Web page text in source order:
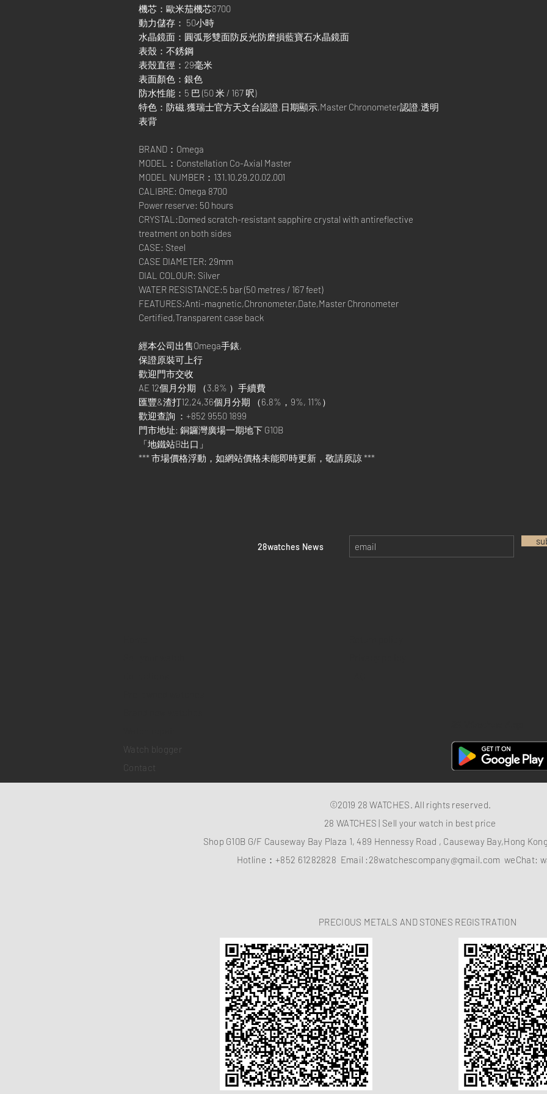
機芯：歐米茄機芯8700
動力儲存： 50小時
水晶鏡面：圓弧形雙面防反光防磨損藍寶石水晶鏡面
表殼：不銹鋼
表殼直徑：29毫米
表面顏色：銀色
防水性能：5 巴 (50 米 / 167 呎)
特色：防磁,獲瑞士官方天文台認證,日期顯示,Master Chronometer認證,透明
表背
BRAND：Omega
MODEL：Constellation Co-Axial Master
MODEL NUMBER：131.10.29.20.02.001
CALIBRE: Omega 8700
Power reserve: 50 hours
CRYSTAL:Domed scratch-resistant sapphire crystal with antireflective
treatment on both sides
CASE: Steel
CASE DIAMETER: 29mm
DIAL COLOUR: Silver
WATER RESISTANCE:5 bar (50 metres / 167 feet)
FEATURES:Anti-magnetic,Chronometer,Date,Master Chronometer
Certified,Transparent case back
經本公司出售Omega手錶,
保證原裝可上行
歡迎門市交收
AE 12個月分期 （3.8% ）手續費
匯豐&渣打12,24,36個月分期 （6.8%，9%, 11%）
歡迎查詢 ：+852 9550 1899
門市地址: 銅鑼灣廣場一期地下 G10B
「地鐵站B出口」
*** 市場價格浮動，如網站價格未能即時更新，敬請原諒 ***
​28watches News
Watch blogger
Contact
©2019 28 WATCHES. All rights reserved.
28 WATCHES | Sell your watch in best price
Shop G10B G/F Causeway Bay Plaza 1, 489 Hennessy Road , Causeway Bay,Hong Kong
Hotline：+852 61282828 Email : 28watchescompany@gmail.com weChat:
PRECIOUS METALS AND STONES REGISTRATION